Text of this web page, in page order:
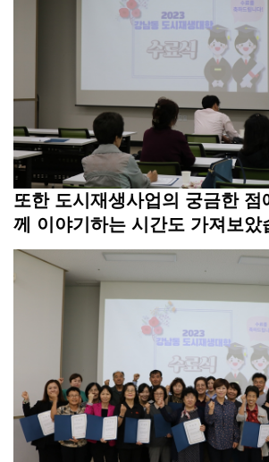
또한 도시재생사업의 궁금한 점
께 이야기하는 시간도 가져보았